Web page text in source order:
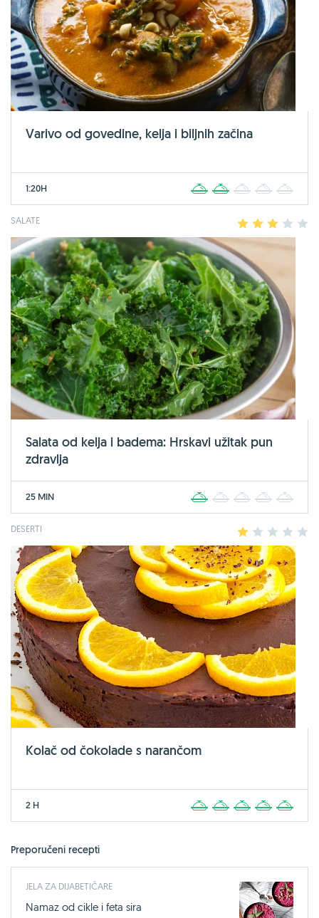
Varivo od govedine, kelja i biljnih začina
1:20H 2 3 4
SALATE 2 3 4
Salata od kelja i badema: Hrskavi užitak pun
zdravlja
25 MIN 2 3 4
DESERTI 2 3 4
Kolač od čokolade s narančom
2 H 2 3 4
Preporučeni recepti
JELA ZA DIJABETIČARE
Namaz od cikle i feta sira